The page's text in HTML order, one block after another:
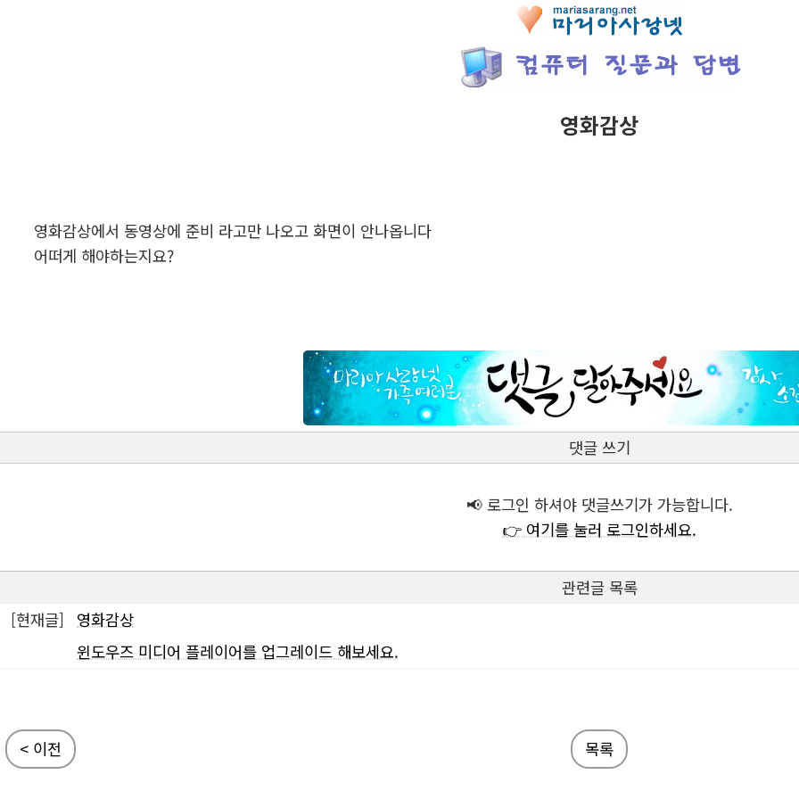
영화감상
영화감상에서 동영상에 준비 라고만 나오고 화면이 안나옵니다
어떠게 해야하는지요?
댓글 쓰기
📢 로그인 하셔야 댓글쓰기가 가능합니다.
👉 여기를 눌러 로그인하세요.
관련글 목록
[현재글]
영화감상
윈도우즈 미디어 플레이어를 업그레이드 해보세요.
< 이전 목록